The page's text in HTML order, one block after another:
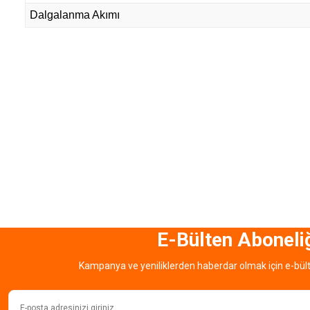
Dalgalanma Akımı
E-Bülten
Kampanya ve yeniliklerden haberdar olmak için e-